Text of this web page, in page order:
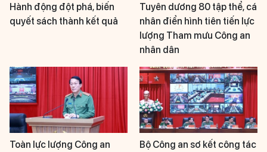
Hành động đột phá, biến
quyết sách thành kết quả
Tuyên dương 80 tập thể, cá
nhân điển hình tiên tiến lực
lượng Tham mưu Công an
nhân dân
Toàn lực lượng Công an
Bộ Công an sơ kết công tác